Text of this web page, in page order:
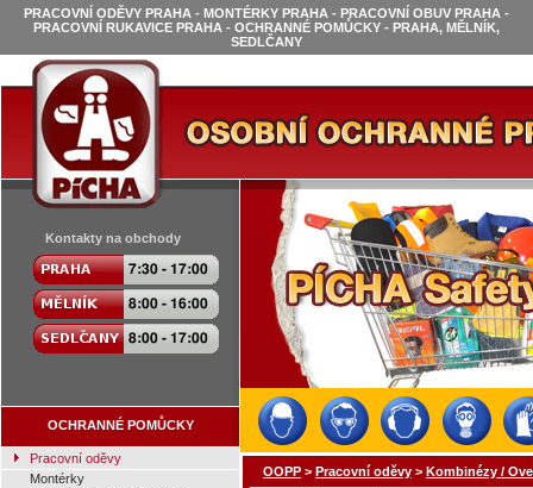
PRACOVNÍ ODĚVY PRAHA - MONTÉRKY PRAHA - PRACOVNÍ OBUV PRAHA -
PRACOVNÍ RUKAVICE PRAHA - OCHRANNÉ POMŮCKY - PRAHA, MĚLNÍK,
SEDLČANY
Kontakty na obchody
OCHRANNÉ POMŮCKY
Pracovní oděvy
Montérky
OOPP > Pracovní oděvy > Kombinézy /